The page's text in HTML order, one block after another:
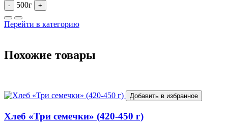
-
500г +
Перейти в категорию
Похожие товары
Добавить в избранное
Хлеб «Три семечки» (420-450 г)